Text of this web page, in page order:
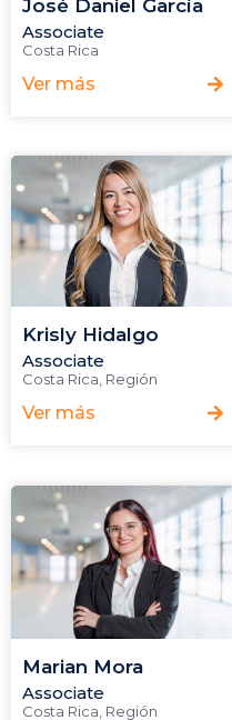
José Daniel García
Associate
Costa Rica
Ver más
Krisly Hidalgo
Associate
Costa Rica, Región
Ver más
Marian Mora
Associate
Costa Rica Región